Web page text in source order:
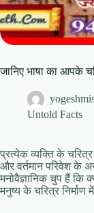
जानिए भाषा का आपके
Untold Facts
प्रत्येक व्यक्ति के
और वर्तमान परिवेश के
मनोवैज्ञानिक चुप हैं कि
मनुष्य के चरित्र निर्माण